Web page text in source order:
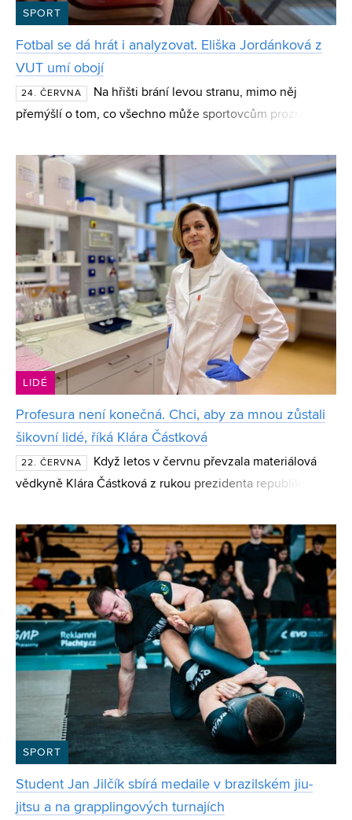
SPORT
Fotbal se dá hrát i analyzovat. Eliška Jordánková z
VUT umí obojí
24. ČERVNA
Na hřišti brání levou stranu, mimo něj
přemýšlí o tom, co všechno může sportovcům prozradit
CESA VUT Eliška Jordánková se věnuje datové analýze,
stro
LIDÉ
Profesura není konečná. Chci, aby za mnou zůstali
šikovní lidé, říká Klára Částková
22. ČERVNA
Když letos v červnu převzala materiálová
vědkyně Klára Částková z rukou prezidenta republiky
vrchol, po kterém „už to výš nejde“. Sama však s ú
SPORT
Student Jan Jilčík sbírá medaile v brazilském jiu-
jitsu a na grapplingových turnajích